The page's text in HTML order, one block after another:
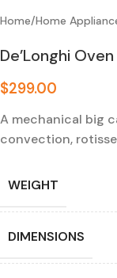
Home/Home
De’Longhi
$299.00
A mechanical big
convection,
WEIGHT
DIMENSIONS